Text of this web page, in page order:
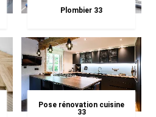
Plombier 33
Pose rénovation cuisine
33